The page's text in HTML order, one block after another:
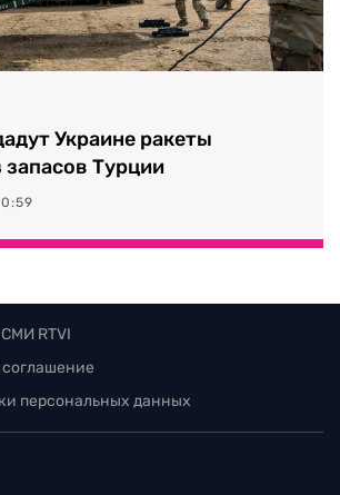
Украине ракеты
запасов Турции
RTVI
соглашение
персональных данных